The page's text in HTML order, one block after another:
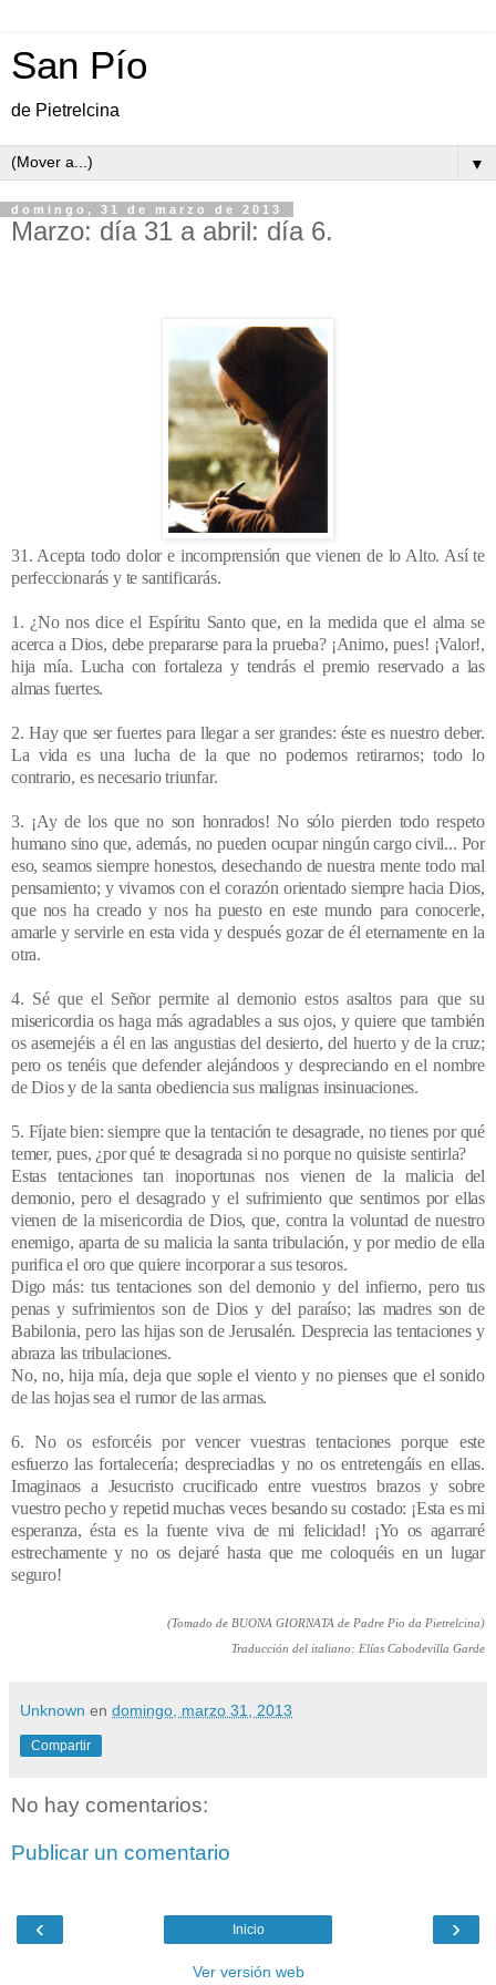
San Pío
de Pietrelcina
▼
domingo, 31 de marzo de 2013
Marzo: día 31 a abril: día 6.
31. Acepta todo dolor e incomprensión que vienen de lo Alto. Así te
perfeccionarás y te santificarás.
1. ¿No nos dice el Espíritu Santo que, en la medida que el alma se
acerca a Dios, debe prepararse para la prueba? ¡Animo, pues! ¡Valor!,
hija mía. Lucha con fortaleza y tendrás el premio reservado a las
almas fuertes.
2. Hay que ser fuertes para llegar a ser grandes: éste es nuestro deber.
La vida es una lucha de la que no podemos retirarnos; todo lo
contrario, es necesario triunfar.
3. ¡Ay de los que no son honrados! No sólo pierden todo respeto
humano sino que, además, no pueden ocupar ningún cargo civil... Por
eso, seamos siempre honestos, desechando de nuestra mente todo mal
pensamiento; y vivamos con el corazón orientado siempre hacia Dios,
que nos ha creado y nos ha puesto en este mundo para conocerle,
amarle y servirle en esta vida y después gozar de él eternamente en la
otra.
4. Sé que el Señor permite al demonio estos asaltos para que su
misericordia os haga más agradables a sus ojos, y quiere que también
os asemejéis a él en las angustias del desierto, del huerto y de la cruz;
pero os tenéis que defender alejándoos y despreciando en el nombre
de Dios y de la santa obediencia sus malignas insinuaciones.
5. Fíjate bien: siempre que la tentación te desagrade, no tienes por qué
temer, pues, ¿por qué te desagrada si no porque no quisiste sentirla?
Estas tentaciones tan inoportunas nos vienen de la malicia del
demonio, pero el desagrado y el sufrimiento que sentimos por ellas
vienen de la misericordia de Dios, que, contra la voluntad de nuestro
enemigo, aparta de su malicia la santa tribulación, y por medio de ella
purifica el oro que quiere incorporar a sus tesoros.
Digo más: tus tentaciones son del demonio y del infierno, pero tus
penas y sufrimientos son de Dios y del paraíso; las madres son de
Babilonia, pero las hijas son de Jerusalén. Desprecia las tentaciones y
abraza las tribulaciones.
No, no, hija mía, deja que sople el viento y no pienses que el sonido
de las hojas sea el rumor de las armas.
6. No os esforcéis por vencer vuestras tentaciones porque este
esfuerzo las fortalecería; despreciadlas y no os entretengáis en ellas.
Imaginaos a Jesucristo crucificado entre vuestros brazos y sobre
vuestro pecho y repetid muchas veces besando su costado: ¡Esta es mi
esperanza, ésta es la fuente viva de mi felicidad! ¡Yo os agarraré
estrechamente y no os dejaré hasta que me coloquéis en un lugar
seguro!
(Tomado de BUONA GIORNATA de Padre Pio da Pietrelcina)
Traducción del italiano: Elías Cabodevilla Garde
Unknown en domingo, marzo 31, 2013
Compartir
No hay comentarios:
Publicar un comentario
‹ ›
Inicio
Ver versión web